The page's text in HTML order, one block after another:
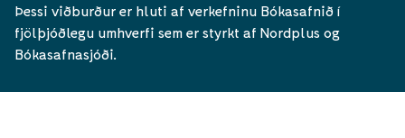
Þessi viðburður er hluti af verkefninu Bókasafnið í
fjölþjóðlegu umhverfi sem er styrkt af Nordplus og
Bókasafnasjóði.